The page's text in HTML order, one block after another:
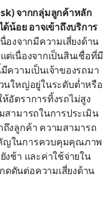
จากกลุ่มลูกค้าหลัก
น้อย อาจเข้าถึงบริการ
องจากมีความเสี่ยงด้าน
ต่เนื่องจากเป็นสินเชื่อที่มี
ความเป็นเจ้าของรถมา
นใหญ่อยู่ในระดับต่ำหรือ
อัตราการทิ้งรถไม่สูง
สามารถในการประเมิน
ถึงลูกค้า ความสามารถ
ญในการควบคุมคุณภาพ
งช้า และค่าใช้จ่ายใน
ดดันต่อความเสี่ยงด้าน